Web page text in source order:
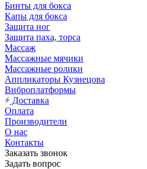
Бинты для бокса
Капы для бокса
Защита ног
Защита паха, торса
Массаж
Массажные мячики
Массажные ролики
Аппликаторы Кузнецова
Виброплатформы
Доставка
Оплата
Производители
О нас
Контакты
Заказать звонок
Задать вопрос